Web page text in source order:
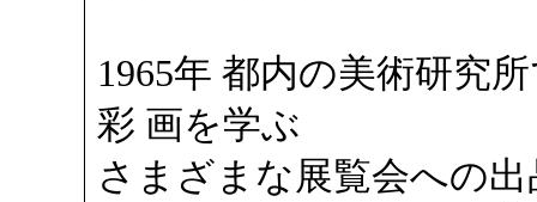
1965年 都内の美術研究
彩 画を学ぶ
さまざまな展覧会への